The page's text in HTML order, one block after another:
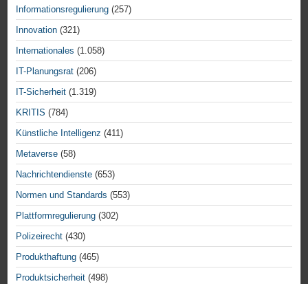
Informationsregulierung (257)
Innovation (321)
Internationales (1.058)
IT-Planungsrat (206)
IT-Sicherheit (1.319)
KRITIS (784)
Künstliche Intelligenz (411)
Metaverse (58)
Nachrichtendienste (653)
Normen und Standards (553)
Plattformregulierung (302)
Polizeirecht (430)
Produkthaftung (465)
Produktsicherheit (498)